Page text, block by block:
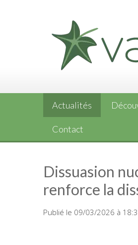
Actualités
Contact
Dissuasion
renforce la
Publié le 09/03/2026 à